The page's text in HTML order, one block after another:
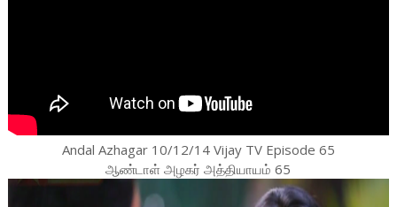
Andal Azhagar 10/12/14 Vijay TV Episode 65
ஆண்டாள் அழகர் அத்தியாயம் 65